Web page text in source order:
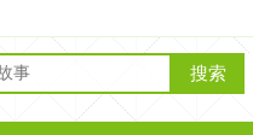
搜索